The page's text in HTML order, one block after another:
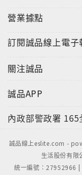
營業據點
訂閱誠品線上電子
關注誠品
誠品APP
內政部警政署 165
誠品線上eslite.com -
生活股份有
統一編號：27952966 |